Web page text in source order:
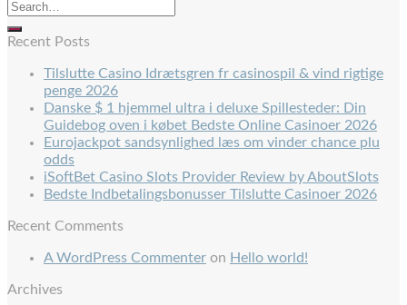
Recent Posts
Tilslutte Casino Idrætsgren fr casinospil & vind rigtige
penge 2026
Danske $ 1 hjemmel ultra i deluxe Spillesteder: Din
Guidebog oven i købet Bedste Online Casinoer 2026
Eurojackpot sandsynlighed læs om vinder chance plu
odds
iSoftBet Casino Slots Provider Review by AboutSlots
Bedste Indbetalingsbonusser Tilslutte Casinoer 2026
Recent Comments
A WordPress Commenter on Hello world!
Archives